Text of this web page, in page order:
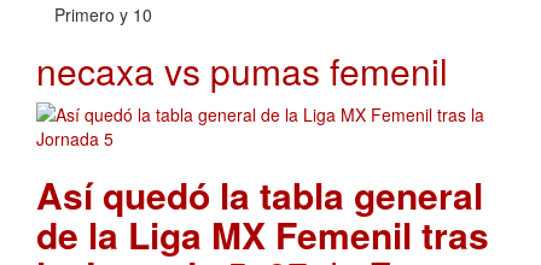
Primero y 10
necaxa vs pumas femenil
Así quedó la tabla general
de la Liga MX Femenil tras